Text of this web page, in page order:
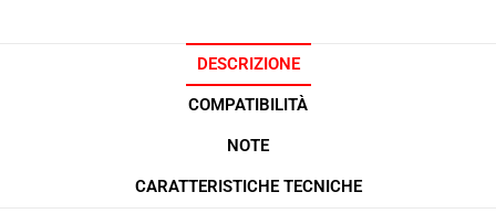
DESCRIZIONE
COMPATIBILITÀ
NOTE
CARATTERISTICHE TECNICHE